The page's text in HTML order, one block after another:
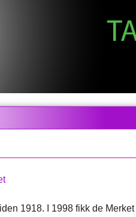
1918. I 1998 fikk de Merket